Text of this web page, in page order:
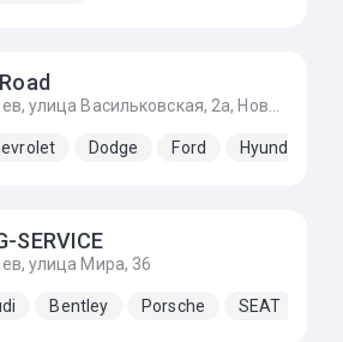
Dodge Ford Hyundai
SERVICE
улица Мира, 36
Bentley Porsche SEAT